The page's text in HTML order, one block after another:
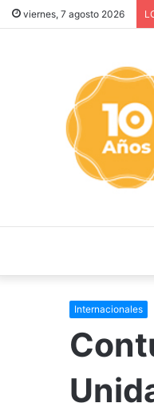
viernes, 7 agosto 2026
Internacionales